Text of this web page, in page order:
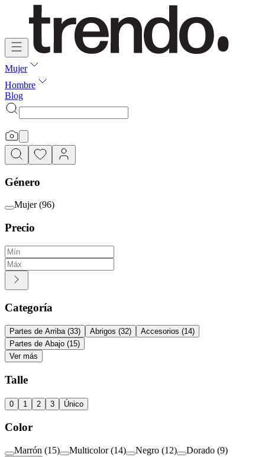
Mujer
Hombre
Blog
Género
Mujer (96)
Precio
Categoría
Partes de Arriba (33) Abrigos (32) Accesorios (14)
Partes de Abajo (15)
Ver más
Talle
0 1 2 3 Único
Color
Marrón (15) Multicolor (14) Negro (12) Dorado (9)